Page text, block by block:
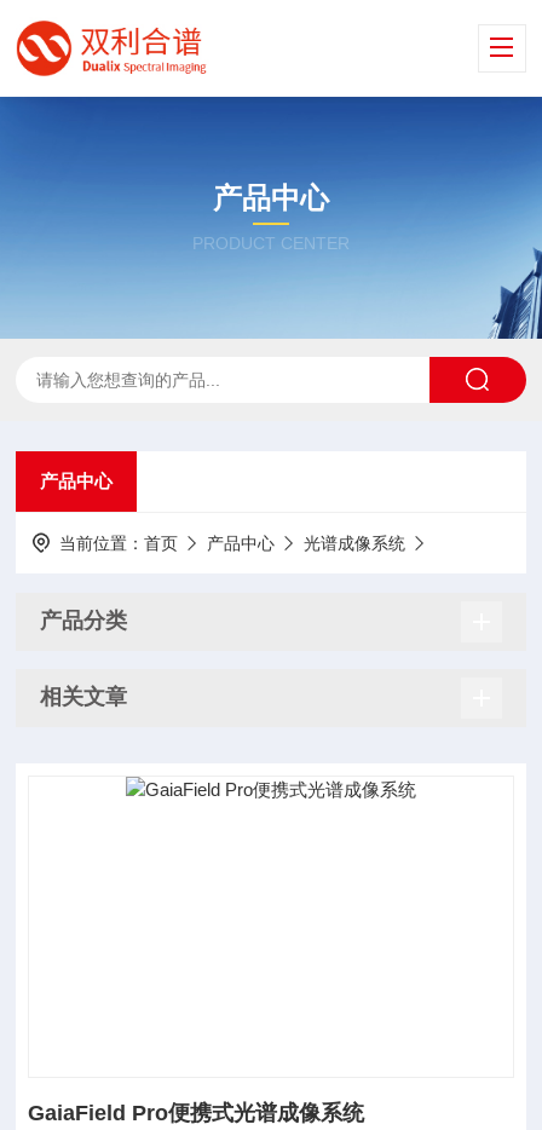
产品中心
PRODUCT CENTER
产品中心
当前位置：首页 产品中心 光谱成像系统
产品分类
相关文章
GaiaField Pro便携式光谱成像系统